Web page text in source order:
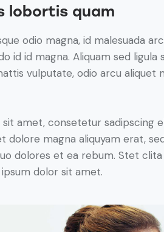
lobortis quam
odio magna, id malesuada
id id magna. Aliquam sed
vulputate, odio arcu aliquet
amet, consetetur sadipscing
dolore magna aliquyam erat,
dolores et ea rebum. Stet
dolor sit amet.